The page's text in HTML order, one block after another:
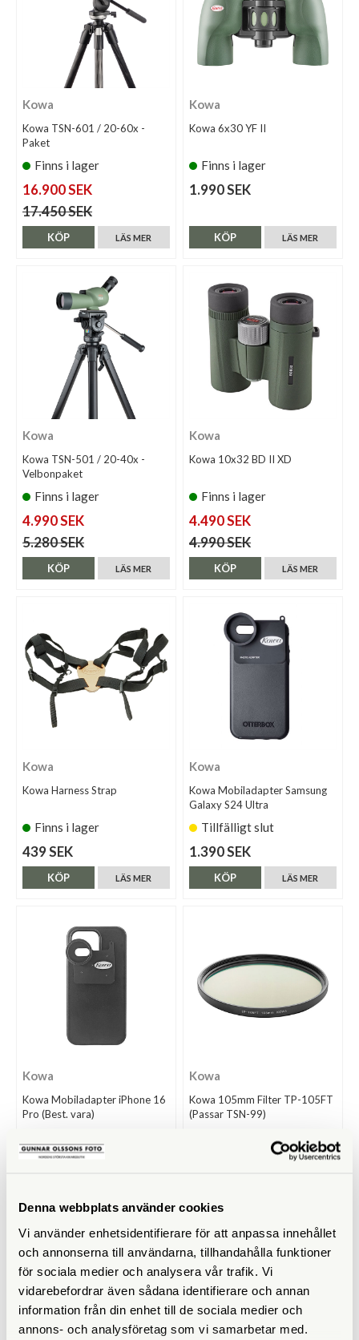
Denna webbplats använder cookies
Vi använder enhetsidentifierare för att anpassa innehållet
och annonserna till användarna, tillhandahålla funktioner
för sociala medier och analysera vår trafik. Vi
vidarebefordrar även sådana identifierare och annan
information från din enhet till de sociala medier och
annons- och analysföretag som vi samarbetar med.
Kowa
Kowa TSN-601 / 20-60x -
Paket
Finns i lager
16.900 SEK
17.450 SEK
LÄS MER
KÖP
Kowa
Kowa 6x30 YF II
Finns i lager
1.990 SEK
LÄS MER
KÖP
Kowa
Kowa TSN-501 / 20-40x -
Velbonpaket
Finns i lager
4.990 SEK
5.280 SEK
LÄS MER
KÖP
Kowa
Kowa 10x32 BD II XD
Finns i lager
4.490 SEK
4.990 SEK
LÄS MER
KÖP
Kowa
Kowa Harness Strap
Finns i lager
439 SEK
LÄS MER
KÖP
Kowa
Kowa Mobiladapter Samsung
Galaxy S24 Ultra
Tillfälligt slut
1.390 SEK
LÄS MER
KÖP
Kowa
Kowa Mobiladapter iPhone 16
Pro (Best. vara)
1.690 SEK
Kowa
Kowa 105mm Filter TP-105FT
(Passar TSN-99)